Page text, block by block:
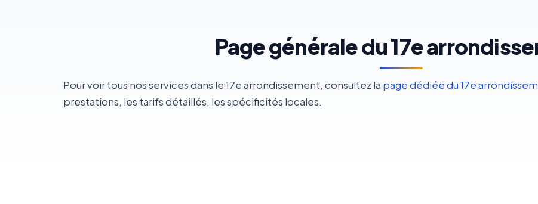
Page générale du 17e
Pour voir tous nos services dans le 17e arrondissement, consultez la page dédiée du 17e
prestations, les tarifs détaillés, les spécificités locales.